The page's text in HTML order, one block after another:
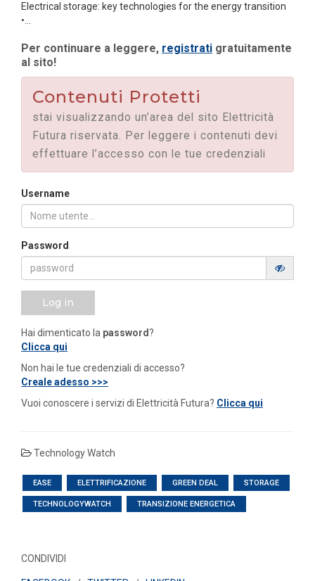
Electrical storage: key technologies for the energy transition
•...
Per continuare a leggere, registrati gratuitamente
al sito!
Contenuti Protetti
stai visualizzando un’area del sito Elettricità
Futura riservata. Per leggere i contenuti devi
effettuare l’accesso con le tue credenziali
Username
Password
Log in
Hai dimenticato la password?
Clicca qui
Non hai le tue credenziali di accesso?
Creale adesso >>>
Vuoi conoscere i servizi di Elettricità Futura? Clicca qui
Technology Watch
EASE ELETTRIFICAZIONE GREEN DEAL STORAGE
TECHNOLOGYWATCH TRANSIZIONE ENERGETICA
CONDIVIDI